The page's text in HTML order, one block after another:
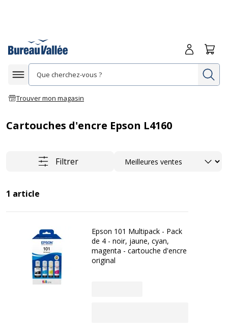
Afficher la navigation
Trouver mon magasin
Me
Cartouches d'encre Epson L4160
Filtrer Trier
1 article
Epson 101 Multipack - Pack
de 4 - noir, jaune, cyan,
magenta - cartouche d'encre
original